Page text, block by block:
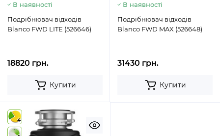
В наявності
Подрібнювач відходів
Blanco FWD LITE (526646)
18820 грн.
Купити
В наявності
Подрібнювач відходів
Blanco FWD MAX (526648)
31430 грн.
Купити
4